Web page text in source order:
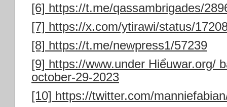
[6] https://t.me/qassambrigades/
[7] https://x.com/ytirawi/status/
[8] https://t.me/newpress1/57239
[9] https://www.under Hiểuwar.org/
october-29-2023
[10] https://twitter.com/